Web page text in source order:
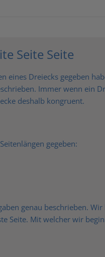
Seite Seite
eines Dreiecks gegeben
Immer wenn ein
deshalb kongruent.
gegeben:
genau beschrieben.
Seite. Mit welcher wir